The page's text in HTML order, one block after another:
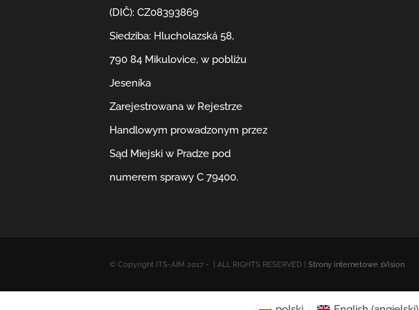
(DIČ): CZ08393869
Siedziba: Hlucholazská 58,
790 84 Mikulovice, w pobliżu
Jeseníka
Zarejestrowana w Rejestrze
Handlowym prowadzonym przez
Sąd Miejski w Pradze pod
numerem sprawy C 79400.
© Copyright ITS-AIM 2017 - | ALL RIGHTS RESERVED |Strony internetowe 1Vision